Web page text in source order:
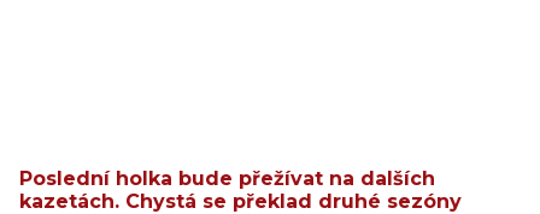
Poslední holka bude přežívat na dalších
kazetách. Chystá se překlad druhé sezóny